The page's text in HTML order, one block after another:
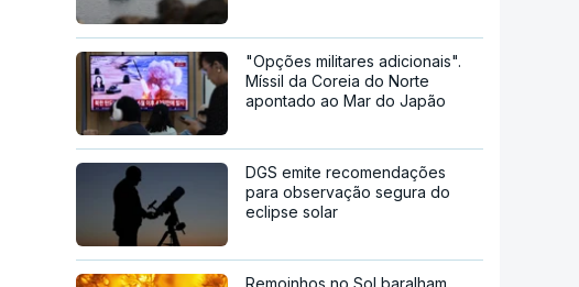
"Opções militares adicionais".
Míssil da Coreia do Norte
apontado ao Mar do Japão
DGS emite recomendações
para observação segura do
eclipse solar
Remoinhos no Sol baralham